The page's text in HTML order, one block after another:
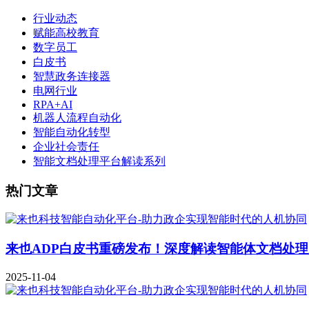
行业动态
赋能高校教育
数字员工
白皮书
智慧政务连接器
电网行业
RPA+AI
机器人流程自动化
智能自动化转型
企业社会责任
智能文档处理平台解读系列
热门文章
来也ADP白皮书重磅发布！深度解读智能体文档处
2025-11-04